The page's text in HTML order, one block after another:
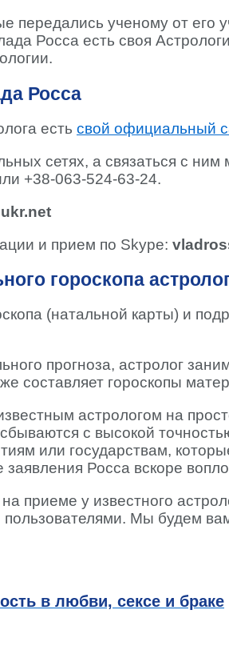
передались ученому от его
Росса есть своя
Росса
есть свой официальный
сетях, а связаться с
+38-063-524-63-24.
и прием по Skype:
гороскопа
(натальной карты) и
прогноза, астролог
составляет гороскопы
астрологом на
с высокой
или государствам,
Росса вскоре
приеме у известного
Мы будем
в любви, сексе и браке